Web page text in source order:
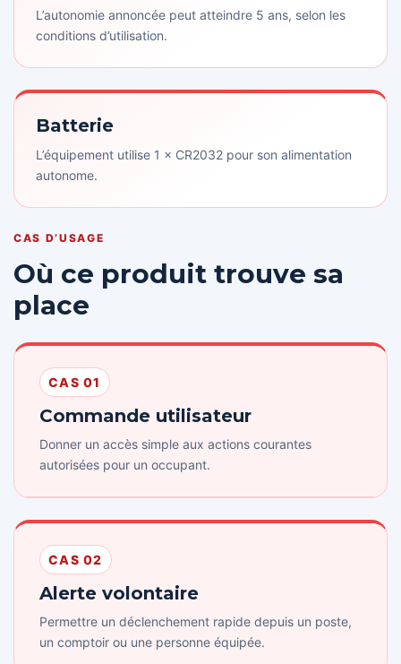
L’autonomie annoncée peut atteindre 5 ans, selon les
conditions d’utilisation.
Batterie
L’équipement utilise 1 × CR2032 pour son alimentation
autonome.
CAS D’USAGE
Où ce produit trouve sa
place
CAS 01
Commande utilisateur
Donner un accès simple aux actions courantes
autorisées pour un occupant.
CAS 02
Alerte volontaire
Permettre un déclenchement rapide depuis un poste,
un comptoir ou une personne équipée.